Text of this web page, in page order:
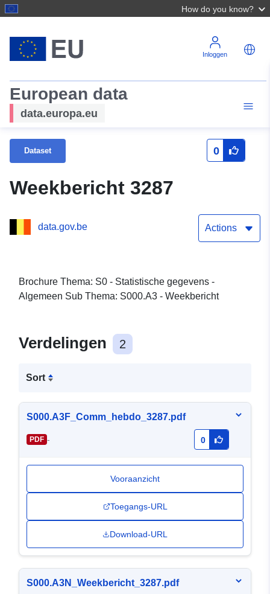
How do you know?
Inloggen
European data
data.europa.eu
Dataset 0
Weekbericht 3287
data.gov.be Actions
Brochure Thema: S0 - Statistische gegevens -
Algemeen Sub Thema: S000.A3 - Weekbericht
Verdelingen 2
Sort
S000.A3F_Comm_hebdo_3287.pdf
PDF - 0
Vooraanzicht
Toegangs-URL
Download-URL
S000.A3N_Weekbericht_3287.pdf